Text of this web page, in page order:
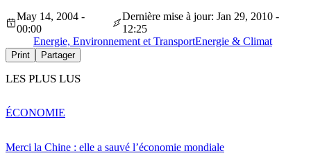
May 14, 2004 -
00:00
Dernière mise à jour: Jan 29, 2010 -
12:25
Energie, Environnement et TransportEnergie & Climat
Print Partager
LES PLUS LUS
Merci la Chine : elle a sauvé l’économie mondiale
ÉCONOMIE